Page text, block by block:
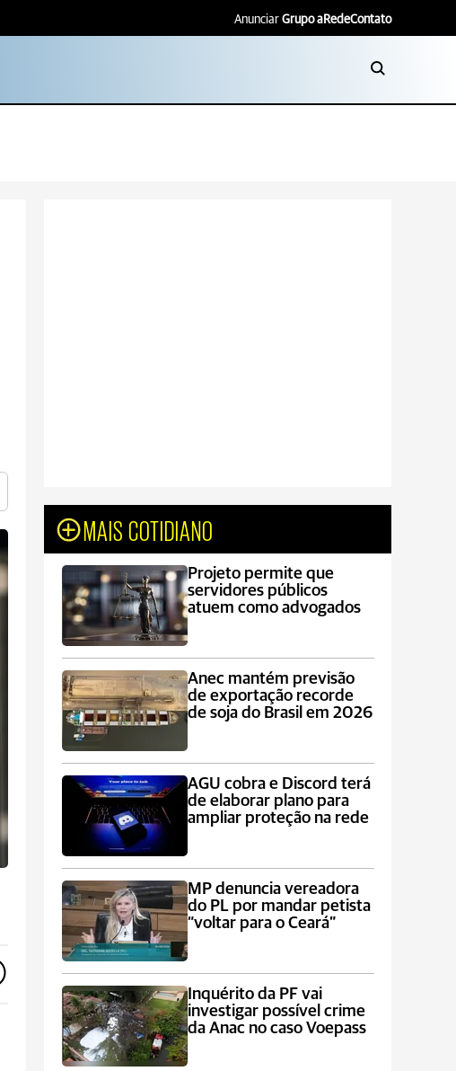
Anunciar Grupo aRedeContato
MAIS COTIDIANO
Projeto permite que
servidores públicos
atuem como advogados
Anec mantém previsão
de exportação recorde
de soja do Brasil em 2026
AGU cobra e Discord terá
de elaborar plano para
ampliar proteção na rede
MP denuncia vereadora
do PL por mandar petista
“voltar para o Ceará”
Inquérito da PF vai
investigar possível crime
da Anac no caso Voepass